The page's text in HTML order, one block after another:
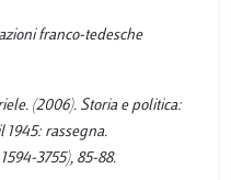
franco-tedesche
(2006). Storia e politica:
1945: rassegna.
3755), 85-88.